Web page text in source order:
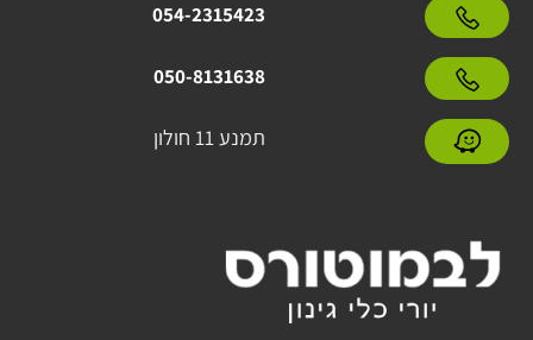
054-2315423
050-8131638
תמנע 11 חולון